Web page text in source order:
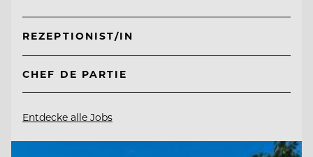
REZEPTIONIST/IN
CHEF DE PARTIE
Entdecke alle Jobs